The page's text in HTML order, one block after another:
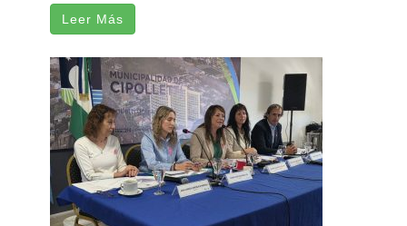
Leer Más